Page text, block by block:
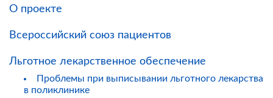
О проекте
Всероссийский союз пациентов
Льготное лекарственное обеспечение
Проблемы при выписывании льготного лекарства
в поликлинике